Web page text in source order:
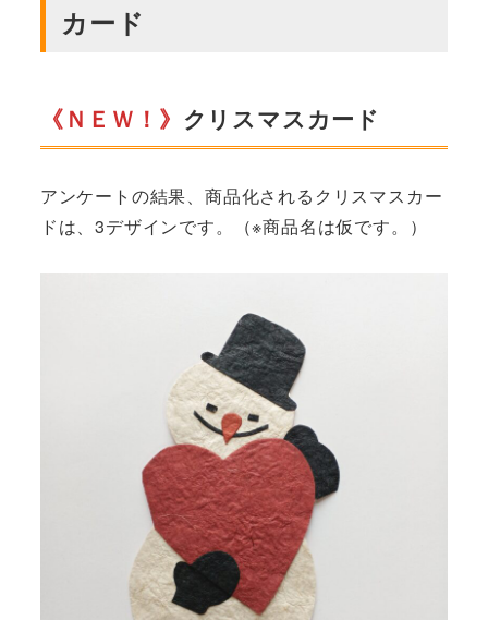
カード
《ＮＥＷ！》 クリスマスカード
アンケートの結果、商品化されるクリスマスカー
ドは、3デザインです。（※商品名は仮です。）